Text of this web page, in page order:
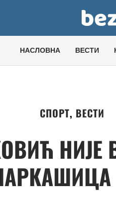
НАСЛОВНА ВЕСТИ
СПОРТ, ВЕСТИ
НИЈЕ